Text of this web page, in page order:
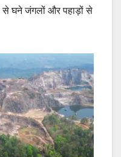
से घने जंगलों और पहाड़ों से